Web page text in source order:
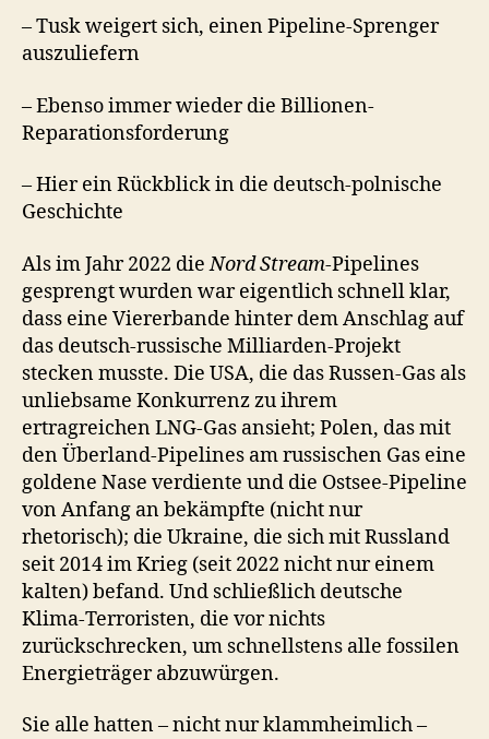
wir
– Tusk weigert sich, einen Pipeline-Sprenger
auszuliefern
– Ebenso immer wieder die Billionen-
Reparationsforderung
– Hier ein Rückblick in die deutsch-polnische
Geschichte
Als im Jahr 2022 dieNord Stream-Pipelines
gesprengt wurden war eigentlich schnell klar,
dass eine Viererbande hinter dem Anschlag auf
das deutsch-russische Milliarden-Projekt
stecken musste. Die USA, die das Russen-Gas als
unliebsame Konkurrenz zu ihrem
ertragreichen LNG-Gas ansieht; Polen, das mit
den Überland-Pipelines am russischen Gas eine
goldene Nase verdiente und die Ostsee-Pipeline
von Anfang an bekämpfte (nicht nur
rhetorisch); die Ukraine, die sich mit Russland
seit 2014 im Krieg (seit 2022 nicht nur einem
kalten) befand. Und schließlich deutsche
Klima-Terroristen, die vor nichts
zurückschrecken, um schnellstens alle fossilen
Energieträger abzuwürgen.
Sie alle hatten – nicht nur klammheimlich –